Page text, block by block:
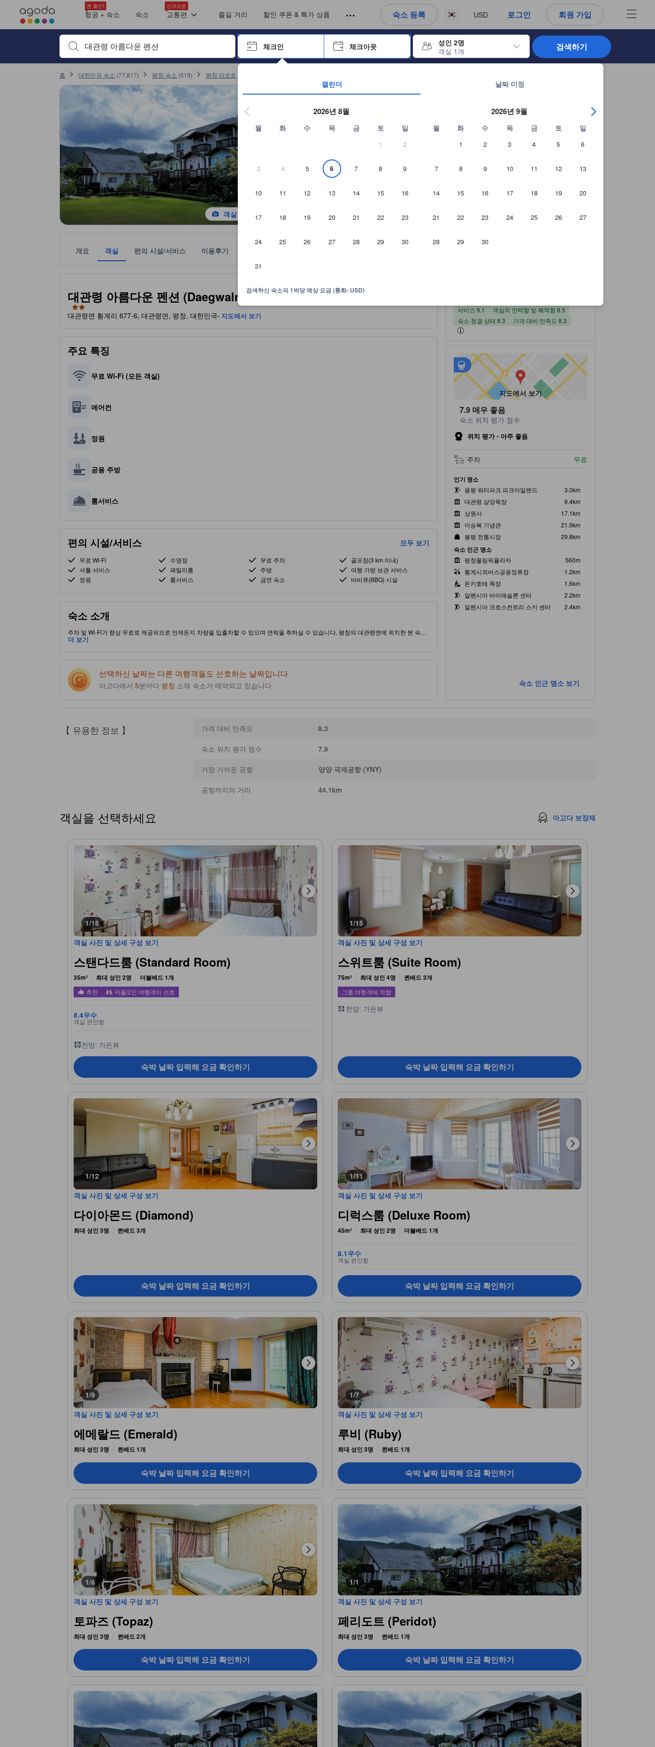
큰 할인!
항공 + 숙소 숙소
신규오픈
교통편 즐길 거리 할인 쿠폰 & 특가 상품 숙소 등록
언어를 선택해 주세요
USD
통화를 선택하세요
로그인 회원 가입
검색하고 싶은 키워드나 숙소명을 입력하고 방향키나 탭 키를 사용하여 탐색한 후 엔터키를 눌러 선택하세요.
체크인 체크아웃
성인 2명
객실 1개
엔터 키를 눌러 캘린더를 여세요. 방향키를 사용해 체크인 및 체크아웃 날짜를 탐색할 수 있습니다. 엔터 키를 사용해 특정 날짜를 선택하면 체크
캘린더 날짜 미정
2026년 8월
월 화 수 목 금 토 일
1 2
3 4 5 6 7 8 9
10 11 12 13 14 15 16
17 18 19 20 21 22 23
24 25 26 27 28 29 30
31
2026년 9월
월 화 수 목 금 토 일
1 2 3 4 5 6
7 8 9 10 11 12 13
14 15 16 17 18 19 20
21 22 23 24 25 26 27
28 29 30
검색하신 숙소의 1박당 예상 요금 (통화: USD)
검색하기
홈 대한민국 숙소 (77,817) 평창 숙소 (519) 평창 리조트
객실 사진 보기
개요 객실 편의 시설/서비스 이용후기
대관령 아름다운 펜션 (Daegwalnyeong Beauty House Pension)
대관령면 횡계리 677-6, 대관령면, 평창, 대한민국- 지도에서 보기
주요 특징
무료 Wi-Fi (모든 객실)
에어컨
정원
공용 주방
룸서비스
편의 시설/서비스 모두 보기
무료 Wi-Fi 수영장 무료 주차
골프장(3 km 이내)
셔틀 서비스
패밀리룸 주방
여행 가방 보관 서비스
정원
룸서비스 금연 숙소 바비큐(BBQ) 시설
숙소 소개
주차 및 Wi-Fi가 항상 무료로 제공되므로 언제든지 차량을 입출차할 수 있으며 연락을 취하실 수 있습니다. 평창의 대관령면에 위치한 본 숙소
는 관광 명소 및 흥미로운 레스토랑과 가깝습니다. 더불어 투숙객 요구를 편리하게 충족시킬 수 있도록 숙소 내 실외 수영장을/를 제공합니다.
더 보기
선택하신 날짜는 다른 여행객들도 선호하는 날짜입니다
아고다에서 5분마다 평창 소재 숙소가 예약되고 있습니다
서비스 9.1
객실의 안락함 및 쾌적함 8.5
숙소 청결 상태 8.3
가격 대비 만족도 8.3
tooltip
주변 대중교통
• 횡계시외버스공용정류장 (1.23km 내)
지도에서 보기
7.9 매우 좋음
숙소 위치 평가 점수
위치 평가 - 아주 좋음
주차 무료
인기 명소
용평 워터파크 피크아일랜드
3.0km
대관령 삼양목장
9.4km
상원사
17.1km
이승복 기념관
21.9km
봉평 전통시장
29.8km
숙소 인근 명소
평창올림픽플라자
560m
횡계시외버스공용정류장
1.2km
돈키호테 목장
1.6km
알펜시아 바이애슬론 센터
2.2km
알펜시아 크로스컨트리 스키 센터
2.4km
숙소 인근 명소 보기
【 유용한 정보 】 가격 대비 만족도 8.3
숙소 위치 평가 점수 7.9
가장 가까운 공항 양양 국제공항 (YNY)
공항까지의 거리 44.1km
객실을 선택하세요 아고다 보장제
1/18
객실 사진 및 상세 구성 보기
스탠다드룸 (Standard Room)
스탠다드룸 (Standard Room)
35m² 최대 성인 2명 더블베드 1개
추천 커플/2인 여행객이 선호
8.4우수
객실 편안함
전망: 가든뷰
숙박 날짜 입력해 요금 확인하기
1/15
객실 사진 및 상세 구성 보기
스위트룸 (Suite Room)
스위트룸 (Suite Room)
75m² 최대 성인 4명 퀸베드 3개
그룹 여행객에 적합
전망: 가든뷰
숙박 날짜 입력해 요금 확인하기
1/12
객실 사진 및 상세 구성 보기
다이아몬드 (Diamond)
다이아몬드 (Diamond)
최대 성인 3명 퀸베드 3개
숙박 날짜 입력해 요금 확인하기
1/11
객실 사진 및 상세 구성 보기
디럭스룸 (Deluxe Room)
디럭스룸 (Deluxe Room)
45m² 최대 성인 2명 더블베드 1개
8.1우수
객실 편안함
숙박 날짜 입력해 요금 확인하기
1/9
객실 사진 및 상세 구성 보기
에메랄드 (Emerald)
에메랄드 (Emerald)
최대 성인 3명 퀸베드 1개
숙박 날짜 입력해 요금 확인하기
1/7
객실 사진 및 상세 구성 보기
루비 (Ruby)
최대 성인 3명 퀸베드 1개
숙박 날짜 입력해 요금 확인하기
1/6
객실 사진 및 상세 구성 보기
토파즈 (Topaz)
최대 성인 3명 퀸베드 2개
숙박 날짜 입력해 요금 확인하기
1/1
객실 사진 및 상세 구성 보기
페리도트 (Peridot)
페리도트 (Peridot)
최대 성인 3명 퀸베드 1개
숙박 날짜 입력해 요금 확인하기
다이아몬드룸 (Diamond Room)
에메랄드 룸 (Emerald Room)
아고다의 모든 이용후기는 숙소 이용후기 작성 전 숙소 예약에서부터 체크아웃까지 일련의 절차를 완료한 실제 숙소 이용객들에 의해 작성되었습니다. 신뢰할 수 있고 정확하며 솔직한 정보로 고객님이 더 나은 선택을
서비스 평점 10점 만점에 9.1점. 평창 기준 높은 평점
객실의 안락함 및 쾌적함 평점 10점 만점에 8.5점. 평창 기준 높은 평점
숙소 청결 상태 평점 10점 만점에 8.3점. 평창 기준 높은 평점
가격 대비 만족도 평점 10점 만점에 8.3점. 평창 기준 높은 평점
위치 평점 10점 만점에 7.9점. 평창 기준 높은 평점
부대시설 평점 10점 만점에 6.7점